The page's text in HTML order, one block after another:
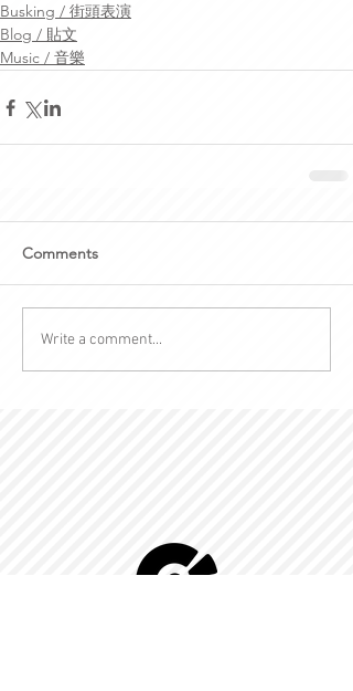
Busking / 街頭表演
Blog / 貼文
Music / 音樂
Comments
Write a comment...